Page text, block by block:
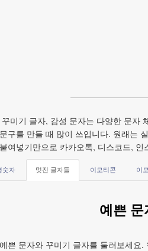
미기 글자, 감성 문자는 다양한 문자
구를 만들 때 많이 쓰입니다. 원래는
여넣기만으로 카카오톡, 디스코드,
숫자 멋진 글자들 이모티콘 이
예쁜
쁜 문자와 꾸미기 글자를 둘러보세요